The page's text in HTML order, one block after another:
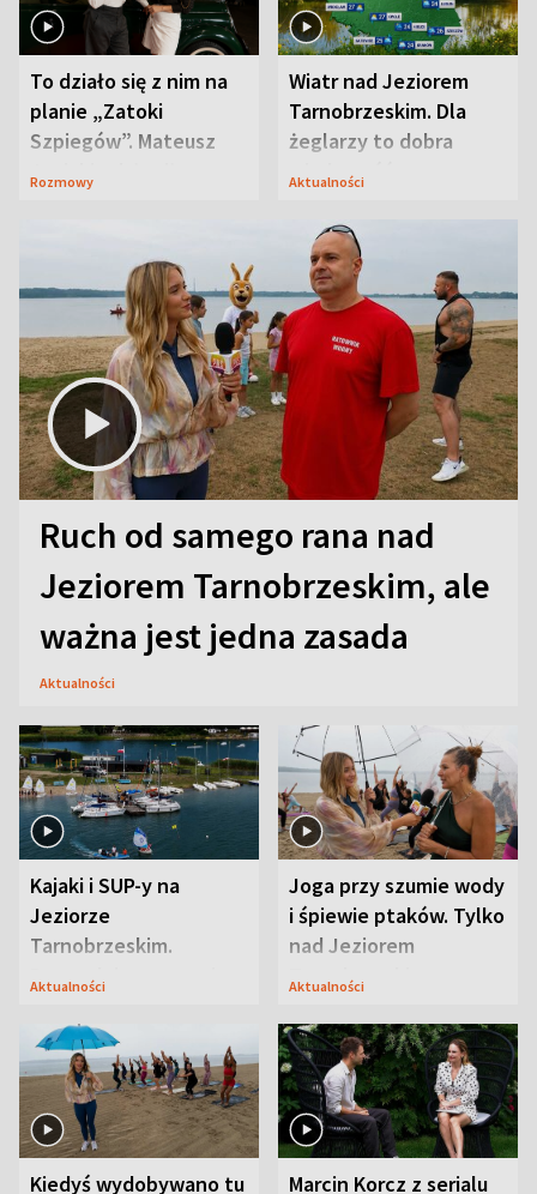
To działo się z nim na
planie „Zatoki
Szpiegów”. Mateusz
Janicki odsłonił
Rozmowy
Wiatr nad Jeziorem
Tarnobrzeskim. Dla
żeglarzy to dobra
wiadomość
Aktualności
Ruch od samego rana nad
Jeziorem Tarnobrzeskim, ale
ważna jest jedna zasada
Aktualności
Kajaki i SUP-y na
Jeziorze
Tarnobrzeskim.
Przyrodnicy zwracają
Aktualności
Joga przy szumie wody
i śpiewie ptaków. Tylko
nad Jeziorem
Tarnobrzeskim
Aktualności
Kiedyś wydobywano tu
Marcin Korcz z serialu